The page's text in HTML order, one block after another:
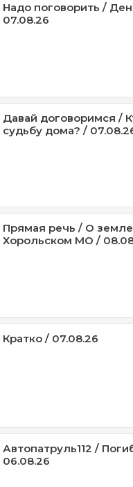
Надо поговорить /
07.08.26
Давай договоримся /
судьбу дома? /
Прямая речь / О
Хорольском МО /
Кратко / 07.08.26
Автопатруль112 /
06.08.26